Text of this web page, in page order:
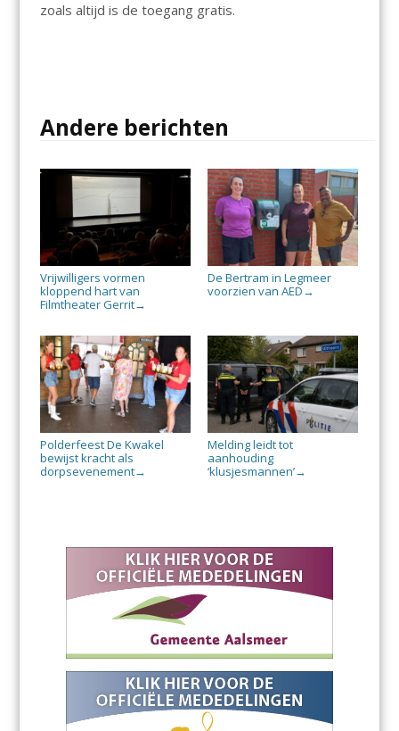
zoals altijd is de toegang gratis.
Andere berichten
Vrijwilligers vormen
kloppend hart van
Filmtheater Gerrit→
De Bertram in Legmeer
voorzien van AED →
Polderfeest De Kwakel
bewijst kracht als
dorpsevenement→
Melding leidt tot
aanhouding
‘klusjesmannen’→